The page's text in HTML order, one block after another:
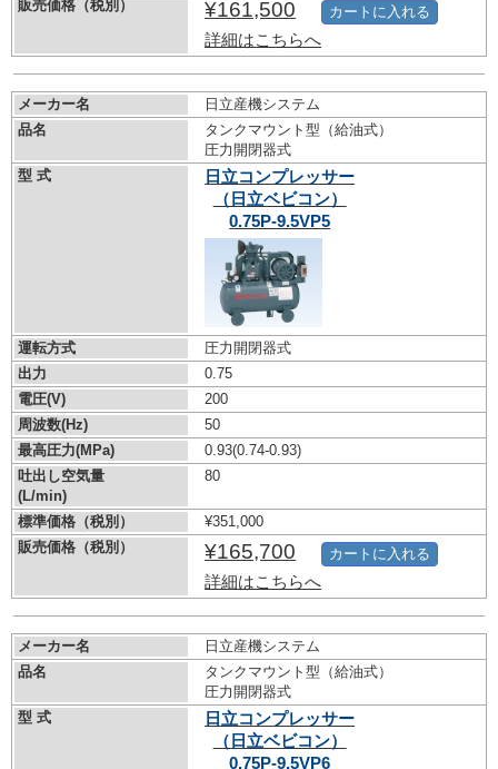
販売価格（税別）
¥161,500
詳細はこちらへ
カートに入れる
メーカー名
日立産機システム
品名
タンクマウント型（給油式）
圧力開閉器式
型 式
日立コンプレッサー
（日立ベビコン）
0.75P-9.5VP5
運転方式
圧力開閉器式
出力
0.75
電圧(V)
200
周波数(Hz)
50
最高圧力(MPa)
0.93(0.74-0.93)
吐出し空気量
(L/min)
80
標準価格（税別）
¥351,000
販売価格（税別）
¥165,700
詳細はこちらへ
カートに入れる
メーカー名
日立産機システム
品名
タンクマウント型（給油式）
圧力開閉器式
型 式
日立コンプレッサー
（日立ベビコン）
0.75P-9.5VP6